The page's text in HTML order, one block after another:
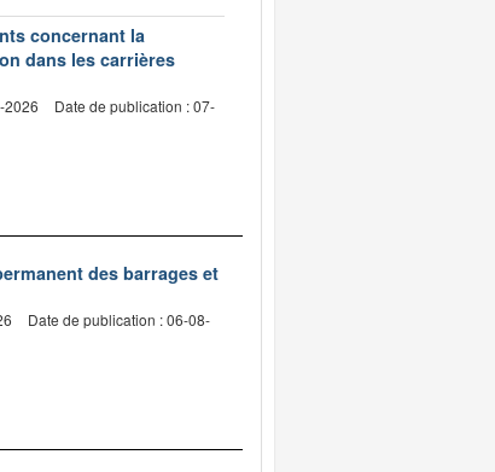
concernant la
dans les carrières
2026
Date de publication : 07-
des barrages et
Date de publication : 06-08-